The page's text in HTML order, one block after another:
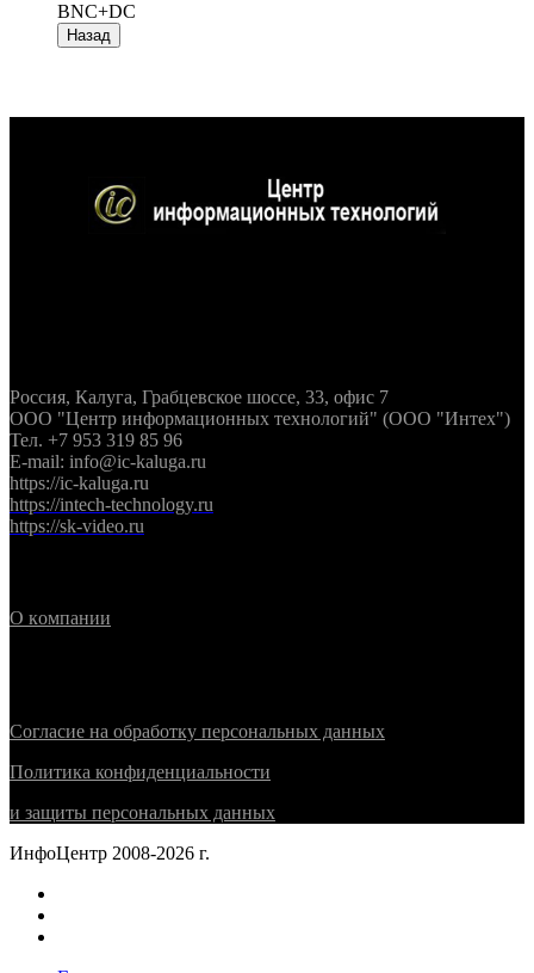
BNC+DC
Россия, Калуга, Грабцевское шоссе, 33, офис 7
ООО "Центр информационных технологий" (ООО "Интех")
Тел. +7 953 319 85 96
E-mail: info@ic-kaluga.ru
https://ic-kaluga.ru
https://intech-technology.ru
https://sk-video.ru
О компании
Согласие на обработку персональных данных
Политика конфиденциальности
и защиты персональных данных
ИнфоЦентр 2008-2026 г.